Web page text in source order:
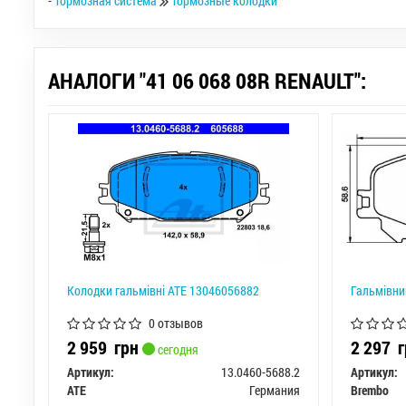
АНАЛОГИ "41 06 068 08R RENAULT":
Колодки гальмівні ATE 13046056882
0 отзывов
2 959 грн
сегодня
Артикул:
13.0460-5688.2
ATE
Германия
2 297
Артикул:
Brembo